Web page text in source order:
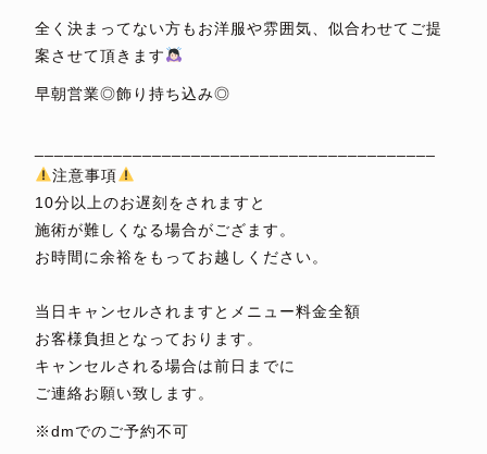
全く決まってない方もお洋服や雰囲気、似合わせてご提
案させて頂きます
早朝営業◎飾り持ち込み◎
注意事項
10分以上のお遅刻をされますと
施術が難しくなる場合がござます。
お時間に余裕をもってお越しください。
当日キャンセルされますとメニュー料金全額
お客様負担となっております。
キャンセルされる場合は前日までに
ご連絡お願い致します。
※dmでのご予約不可